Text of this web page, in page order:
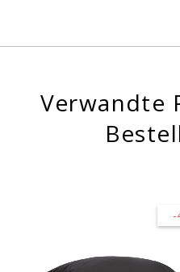
Verwandte
-